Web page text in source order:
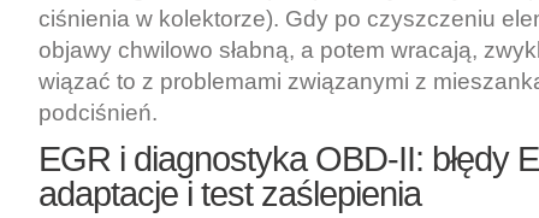
ciśnienia w kolektorze). Gdy po czyszczeniu
objawy chwilowo słabną, a potem wracają,
wiązać to z problemami związanymi z
podciśnień.
EGR i diagnostyka OBD-II: błędy
adaptacje i test zaślepienia